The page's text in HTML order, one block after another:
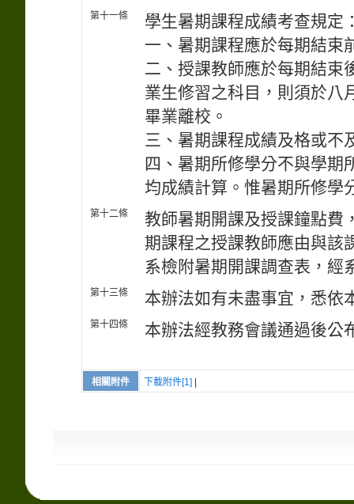
第十一條
學生暑期課程成績考查規定
一、暑期課程應於每期結束
二、授課教師應於每期結束
業生修習之科目，則須於八
畢業離校。
三、暑期課程成績及格或不
四、暑期所修學分不與學期
均成績計算。惟暑期所修學
第十二條
教師暑期開課及授課鐘點費
期課程之授課教師應由與該
系檢附暑期開課調查表，經
第十三條 本辦法如有未盡事宜，悉依
第十四條 本辦法經教務會議通過後公
相關附件 下載附件[1]